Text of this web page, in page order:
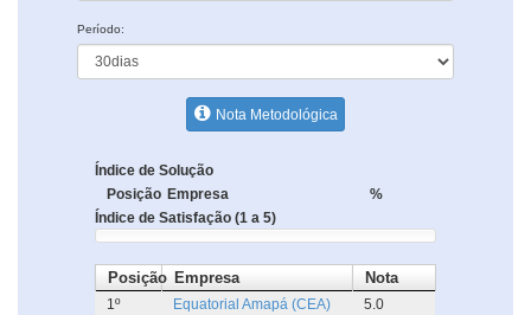
Período:
Nota Metodológica
Índice de Solução
Posição Empresa
%
Índice de Satisfação (1 a 5)
Posição Empresa Nota
1º Equatorial Amapá (CEA)
5.0